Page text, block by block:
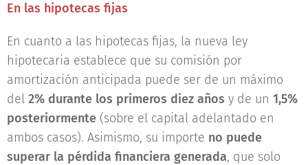
En las hipotecas fijas
En cuanto a las hipotecas fijas, la nueva ley
hipotecaria establece que su comisión por
amortización anticipada puede ser de un máximo
del 2% durante los primeros diez años y de un 1,5%
posteriormente (sobre el capital adelantado en
ambos casos). Asimismo, su importe no puede
superar la pérdida financiera generada, que solo